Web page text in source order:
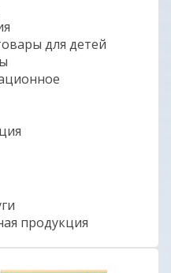
для детей
продукция